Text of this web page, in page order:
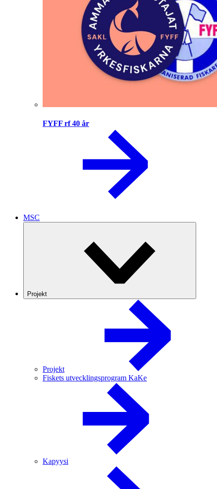
FYFF rf 40 år
MSC
Projekt
Projekt
Fiskets utvecklingsprogram KaKe
Kapyysi